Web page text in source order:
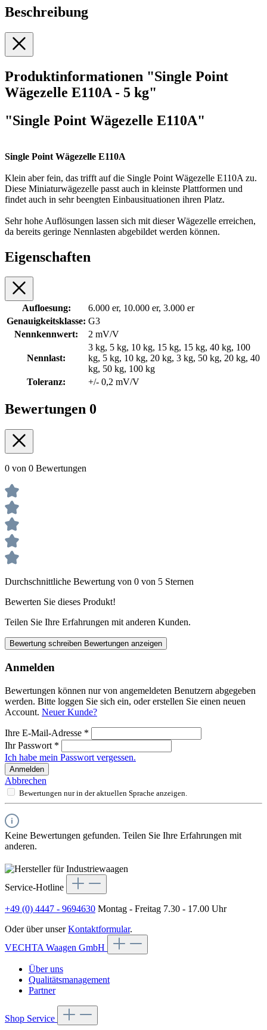
Beschreibung
Produktinformationen "Single Point
Wägezelle E110A - 5 kg"
"Single Point Wägezelle E110A"
Single Point Wägezelle E110A
Klein aber fein, das trifft auf die Single Point Wägezelle E110A zu.
Diese Miniaturwägezelle passt auch in kleinste Plattformen und
findet auch in sehr beengten Einbausituationen ihren Platz.
Sehr hohe Auflösungen lassen sich mit dieser Wägezelle erreichen,
da bereits geringe Nennlasten abgebildet werden können.
Eigenschaften
Aufloesung:
6.000 er, 10.000 er, 3.000 er
Genauigkeitsklasse: G3
Nennkennwert:
2 mV/V
Nennlast:
3 kg, 5 kg, 10 kg, 15 kg, 15 kg, 40 kg, 100
kg, 5 kg, 10 kg, 20 kg, 3 kg, 50 kg, 20 kg, 40
kg, 50 kg, 100 kg
Toleranz:
+/- 0,2 mV/V
Bewertungen 0
0 von 0 Bewertungen
Durchschnittliche Bewertung von 0 von 5 Sternen
Bewerten Sie dieses Produkt!
Teilen Sie Ihre Erfahrungen mit anderen Kunden.
Bewertung schreiben Bewertungen anzeigen
Anmelden
Bewertungen können nur von angemeldeten Benutzern abgegeben
werden. Bitte loggen Sie sich ein, oder erstellen Sie einen neuen
Account. Neuer Kunde?
Ihre E-Mail-Adresse *
Ihr Passwort *
Ich habe mein Passwort vergessen.
Anmelden
Abbrechen
Bewertungen nur in der aktuellen Sprache anzeigen.
Keine Bewertungen gefunden. Teilen Sie Ihre Erfahrungen mit
anderen.
Service-Hotline
+49 (0) 4447 - 9694630 Montag - Freitag 7.30 - 17.00 Uhr
Oder über unserKontaktformular.
VECHTA Waagen GmbH
Über uns
Qualitätsmanagement
Partner
Shop Service